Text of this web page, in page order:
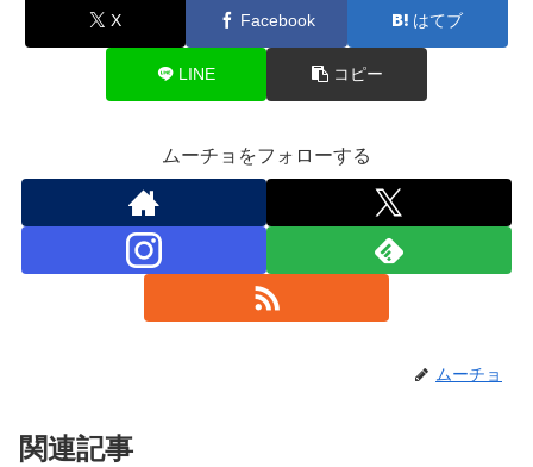
X Facebook はてブ
LINE コピー
ムーチョをフォローする
ムーチョ
関連記事